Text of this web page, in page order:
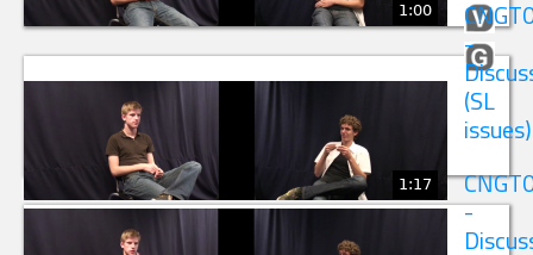
1:00
-
(SL
issues)
1:17
-